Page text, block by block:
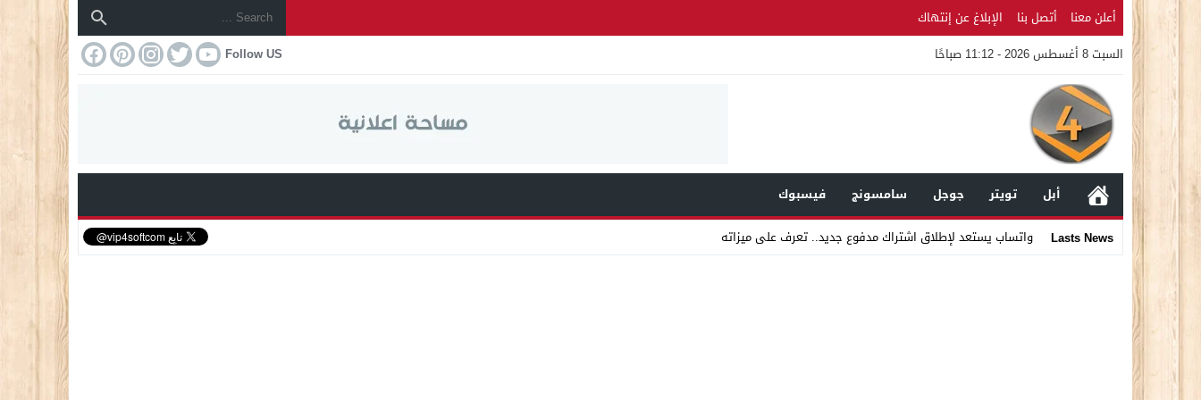
أعلن معنا أتصل بنا
الإبلاغ عن إنتهاك
السبت 8 أغسطس 2026 - 11:12 صباحًا
Follow US
أبل تويتر جوجل سامسونج
فيسبوك
Lasts News
واتساب يستعد لإطلاق اشتراك مدفوع جديد.. تعرف على ميزاته